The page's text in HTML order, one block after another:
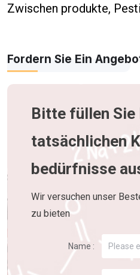
Zwischen produkte,
Fordern Sie Ein
Bitte füllen Sie
tatsächlichen
bedürfnisse
Wir versuchen unser
zu bieten
Name :